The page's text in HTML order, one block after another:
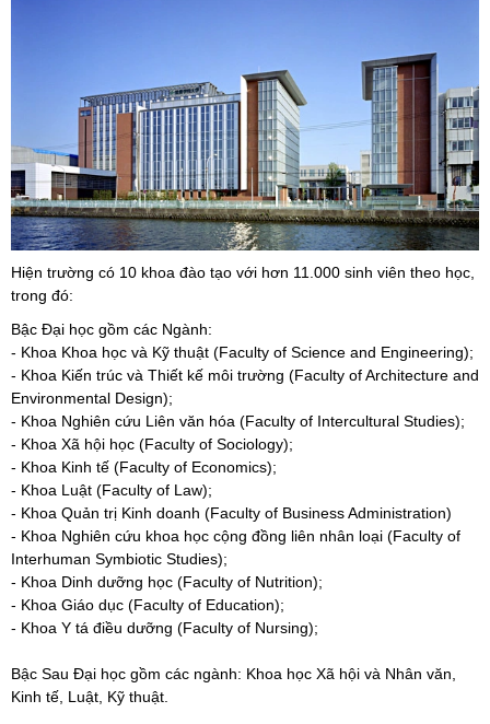
Hiện trường có 10 khoa đào tạo với hơn 11.000 sinh viên theo học,
trong đó:
Bậc Đại học gồm các Ngành:
- Khoa Khoa học và Kỹ thuật (Faculty of Science and Engineering);
- Khoa Kiến trúc và Thiết kế môi trường (Faculty of Architecture and
Environmental Design);
- Khoa Nghiên cứu Liên văn hóa (Faculty of Intercultural Studies);
- Khoa Xã hội học (Faculty of Sociology);
- Khoa Kinh tế (Faculty of Economics);
- Khoa Luật (Faculty of Law);
- Khoa Quản trị Kinh doanh (Faculty of Business Administration)
- Khoa Nghiên cứu khoa học cộng đồng liên nhân loại (Faculty of
Interhuman Symbiotic Studies);
- Khoa Dinh dưỡng học (Faculty of Nutrition);
- Khoa Giáo dục (Faculty of Education);
- Khoa Y tá điều dưỡng (Faculty of Nursing);
Bậc Sau Đại học gồm các ngành: Khoa học Xã hội và Nhân văn,
Kinh tế, Luật, Kỹ thuật.